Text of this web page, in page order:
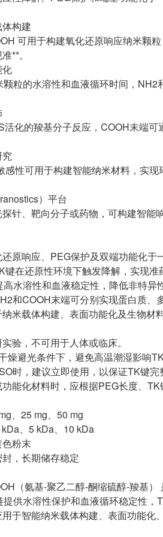
构建
可用于构建氧化还原响应纳米颗
**。
化
粒的水溶性和血液循环时间，
活化的羧基分子反应，COOH末端
究
感性可用于构建智能纳米材料，实
）平台
针、靶向分子或药物，可构建智
原响应、PEG保护及双端功能化于
键在还原性环境下触发降解，实现准
水溶性和血液稳定性，降低非特异
和COOH末端可分别实现蛋白质、
米载体构建、表面功能化及生物材
验，不可用于人体或临床。
燥避光条件下，避免高温潮湿影响
时，建议立即使用，以保证TK键
能化材料时，应根据PEG长度、
、25 mg、50 mg
、5 kDa、10 kDa
粉末
，长期储存稳定
（氨基-聚乙二醇-酮缩硫醇-羧基
供水溶性保护和血液循环稳定性
于智能纳米载体构建、表面功能